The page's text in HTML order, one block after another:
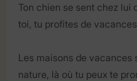
Ton chien se sent chez lui
toi, tu profites de
Les maisons de vacances
nature, là où tu peux te